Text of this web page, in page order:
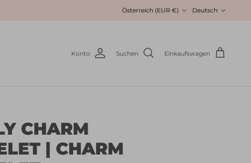
Österreich (EUR €) Deutsch
Konto Suchen Einkaufswagen
CHARM
| CHARM